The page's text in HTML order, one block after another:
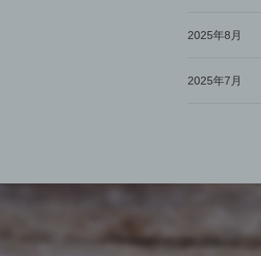
2025年8月
2025年7月